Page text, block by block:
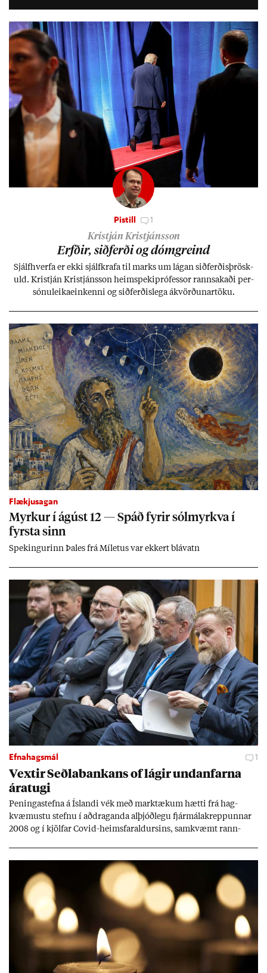
Pistill 1
Kristján Kristjánsson
Erfð­ir, sið­ferði og dómgreind
Sjálf­hverfa er ekki sjálf­krafa til marks um lág­an sið­ferð­is­þrösk­
uld. Kristján Kristjáns­son heim­speki­pró­fess­or rann­sak­aði per­
sónu­leika­ein­kenni og sið­ferð­is­lega ákvörð­un­ar­töku.
Flækjusagan
Myrk­ur í ág­úst 12 — Spáð fyr­ir sól­myrkva í
fyrsta sinn
Spek­ing­ur­inn Þa­les frá Míletus var ekk­ert blá­vatn
Efnahagsmál 1
Vext­ir Seðla­bank­ans of lág­ir und­an­farna
ára­tugi
Pen­inga­stefna á Ís­landi vék með mark­tæk­um hætti frá hag­
kvæm­ustu stefnu í að­drag­anda al­þjóð­legu fjár­málakrepp­unn­ar
2008 og í kjöl­far Covid-heims­far­ald­urs­ins, sam­kvæmt rann­